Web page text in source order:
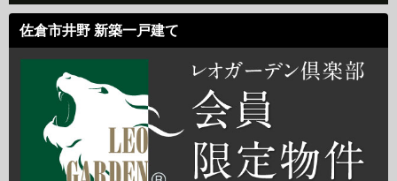
佐倉市井野 新築一戸建て